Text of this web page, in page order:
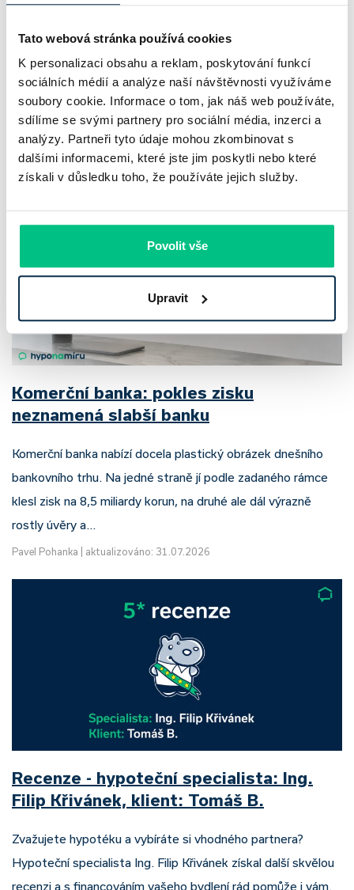
Tato webová stránka používá cookies
K personalizaci obsahu a reklam, poskytování funkcí
sociálních médií a analýze naší návštěvnosti využíváme
soubory cookie. Informace o tom, jak náš web používáte,
sdílíme se svými partnery pro sociální média, inzerci a
analýzy. Partneři tyto údaje mohou zkombinovat s
dalšími informacemi, které jste jim poskytli nebo které
získali v důsledku toho, že používáte jejich služby.
Povolit vše
Upravit
prodloužila slevu do 6.9.2026
sazby zůstávají pod tlakem a část bank pokračuje v jejich
růstu. UniCredit Bank od 27.7.2026 zvýšila hypoteční sazby
plošně o 0,1…
Pavel Pohanka
aktualizováno: 04.08.2026
Komerční banka: pokles zisku
neznamená slabší banku
Komerční banka nabízí docela plastický obrázek dnešního
bankovního trhu. Na jedné straně jí podle zadaného rámce
klesl zisk na 8,5 miliardy korun, na druhé ale dál výrazně
rostly úvěry a…
Pavel Pohanka aktualizováno: 31.07.2026
Recenze - hypoteční specialista: Ing.
Filip Křivánek, klient: Tomáš B.
Zvažujete hypotéku a vybíráte si vhodného partnera?
Hypoteční specialista Ing. Filip Křivánek získal další skvělou
recenzi a s financováním vašeho bydlení rád pomůže i vám.